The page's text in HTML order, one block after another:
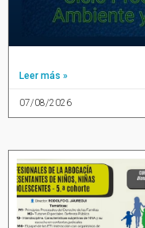
Leer más »
07/08/2026